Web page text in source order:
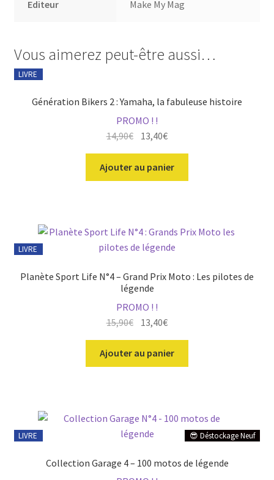
Editeur Make My Mag
Vous aimerez peut-être aussi…
LIVRE
Génération Bikers 2 : Yamaha, la fabuleuse histoire
PROMO ! !
14,90€ Le
initial
était :
13,40€Le
actuel
est :
Ajouter au panier
LIVRE
Planète Sport Life N°4 – Grand Prix Moto : Les pilotes de
légende
PROMO ! !
15,90€ Le
initial
était :
13,40€Le
actuel
est :
Ajouter au panier
LIVRE 😎 Déstockage Neuf
Collection Garage 4 – 100 motos de légende